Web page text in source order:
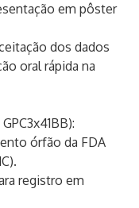
em pôster
dos dados
oral rápida na
órfão da FDA
registro em